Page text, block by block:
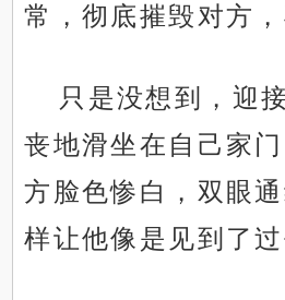
常，彻底摧毁对方，
只是没想到，迎
丧地滑坐在自己家
方脸色惨白，双眼
样让他像是见到了过